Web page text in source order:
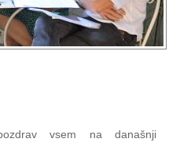
vsem na današnji